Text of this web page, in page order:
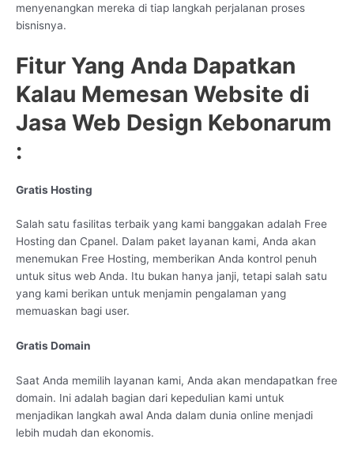
menyenangkan mereka di tiap langkah perjalanan proses
bisnisnya.
Fitur Yang Anda Dapatkan
Kalau Memesan Website di
Jasa Web Design Kebonarum
:
Gratis Hosting
Salah satu fasilitas terbaik yang kami banggakan adalah Free
Hosting dan Cpanel. Dalam paket layanan kami, Anda akan
menemukan Free Hosting, memberikan Anda kontrol penuh
untuk situs web Anda. Itu bukan hanya janji, tetapi salah satu
yang kami berikan untuk menjamin pengalaman yang
memuaskan bagi user.
Gratis Domain
Saat Anda memilih layanan kami, Anda akan mendapatkan free
domain. Ini adalah bagian dari kepedulian kami untuk
menjadikan langkah awal Anda dalam dunia online menjadi
lebih mudah dan ekonomis.